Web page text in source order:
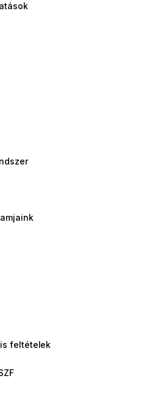
feltételek